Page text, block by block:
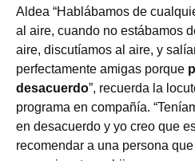
Aldea “Hablábamos de
al aire, cuando no estábamos
aire, discutíamos al aire, y
perfectamente amigas porque
desacuerdo”, recuerda la
programa en compañía.
en desacuerdo y yo creo que
recomendar a una persona